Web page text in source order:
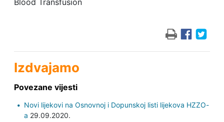
Blood Transfusion
Izdvajamo
Povezane vijesti
Novi lijekovi na Osnovnoj i Dopunskoj listi lijekova HZZO-
a 29.09.2020.